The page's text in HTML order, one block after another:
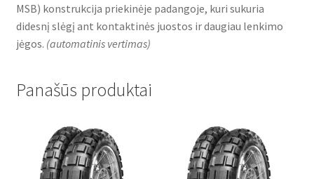
MSB) konstrukcija priekinėje padangoje, kuri sukuria
didesnį slėgį ant kontaktinės juostos ir daugiau lenkimo
jėgos. (automatinis vertimas)
Panašūs produktai